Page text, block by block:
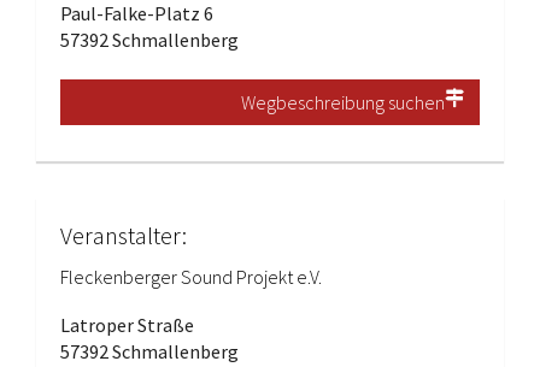
Paul-Falke-Platz 6
57392 Schmallenberg
Wegbeschreibung suchen
Veranstalter:
Fleckenberger Sound Projekt e.V.
Latroper Straße
57392 Schmallenberg